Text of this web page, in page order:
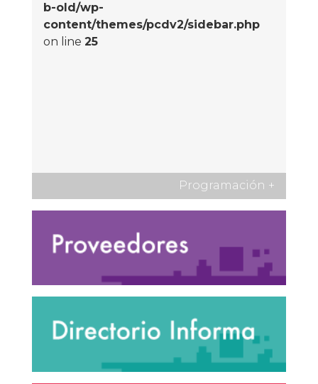
b-old/wp-
content/themes/pcdv2/sidebar.php
on line 25
Programación +